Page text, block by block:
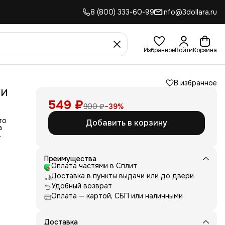
8 (800) 333-60-99 info@3dollara.ru
ИзбранноеВойтиКорзина
то
В избранное
549 ₽900 ₽−39%
Добавить в корзину
Преимущества
Оплата частями в Сплит
Доставка в пункты выдачи или до двери
Удобный возврат
Оплата — картой, СБП или наличными
Доставка